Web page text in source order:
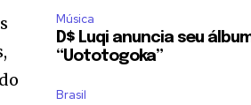
Música
D$ Luqi anuncia seu
“Uototogoka”
Brasil